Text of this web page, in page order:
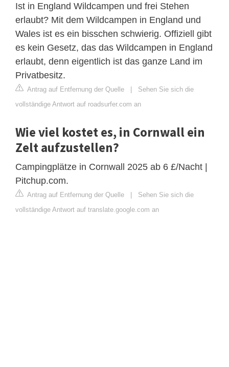
Ist in England Wildcampen und frei Stehen
erlaubt? Mit dem Wildcampen in England und
Wales ist es ein bisschen schwierig. Offiziell gibt
es kein Gesetz, das das Wildcampen in England
erlaubt, denn eigentlich ist das ganze Land im
Privatbesitz.
Antrag auf Entfernung der Quelle | Sehen Sie sich die
vollständige Antwort auf roadsurfer.com an
Wie viel kostet es, in Cornwall ein
Zelt aufzustellen?
Campingplätze in Cornwall 2025 ab 6 £/Nacht |
Pitchup.com.
Antrag auf Entfernung der Quelle | Sehen Sie sich die
vollständige Antwort auf translate.google.com an